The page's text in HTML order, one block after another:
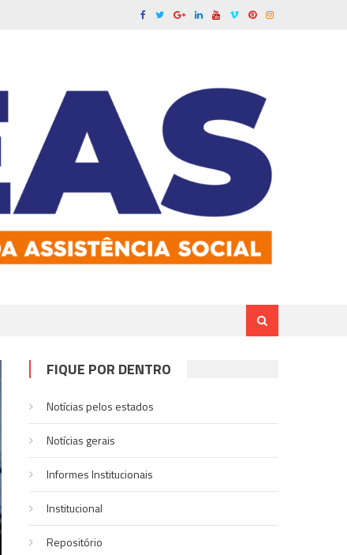
FIQUE POR DENTRO
Notícias pelos estados
Notí­cias gerais
Informes Institucionais
Institucional
Repositório